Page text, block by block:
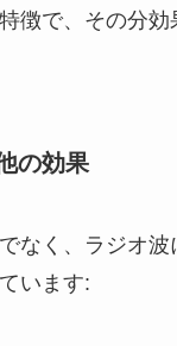
徴で、その分効
の効果
なく、ラジオ波
います: